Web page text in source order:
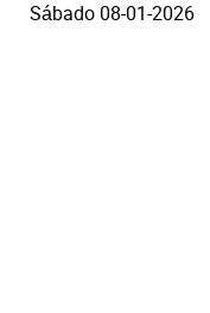
Sábado 08-01-2026